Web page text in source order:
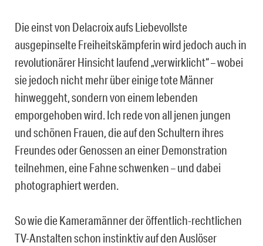
Die einst von Delacroix aufs Liebevollste
ausgepinselte Freiheitskämpferin wird jedoch auch in
revolutionärer Hinsicht laufend „verwirklicht“ – wobei
sie jedoch nicht mehr über einige tote Männer
hinweggeht, sondern von einem lebenden
emporgehoben wird. Ich rede von all jenen jungen
und schönen Frauen, die auf den Schultern ihres
Freundes oder Genossen an einer Demonstration
teilnehmen, eine Fahne schwenken – und dabei
photographiert werden.
So wie die Kameramänner der öffentlich-rechtlichen
TV-Anstalten schon instinktiv auf den Auslöser